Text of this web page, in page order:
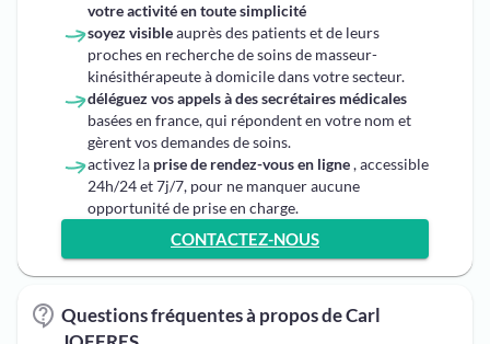
votre activité en toute simplicité
soyez visibleauprès des patients et de leurs
proches en recherche de soins de masseur-
kinésithérapeute à domicile dans votre secteur.
déléguez vos appels à des secrétaires médicales
basées en france, qui répondent en votre nom et
gèrent vos demandes de soins.
activez la prise de rendez-vous en ligne, accessible
24h/24 et 7j/7, pour ne manquer aucune
opportunité de prise en charge.
CONTACTEZ-NOUS
Questions fréquentes à propos de Carl